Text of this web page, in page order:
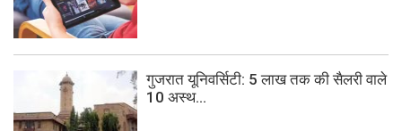
गुजरात यूनिवर्सिटी: 5 लाख तक की सैलरी वाले
10 अस्थ...